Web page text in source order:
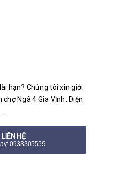
hạn? Chúng tôi xin giới
Ngã 4 Gia Vĩnh. Diện
LIÊN HỆ
0933305559